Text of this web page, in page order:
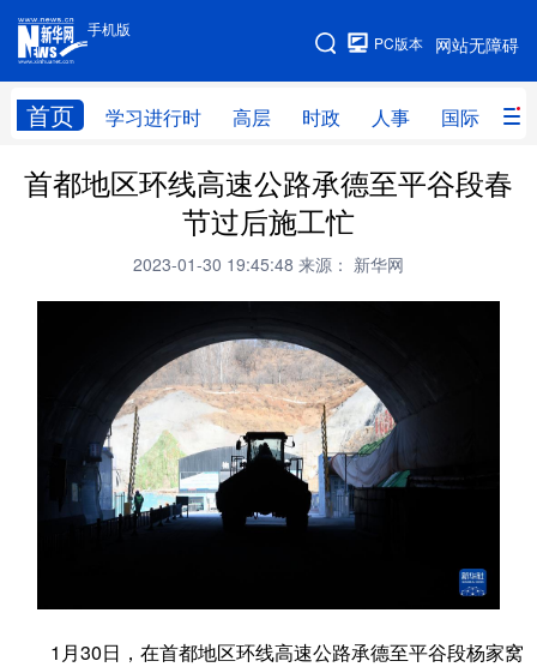
手机版
网站无障碍
PC版本
首页 学习进行时 高层 时政 人事 国际 财
手机版
网站地图
学习进行时 高层 时政 人事
财经 网评
全球连线
科创 量子
书画 健康
视频 图片
法律 中央文件 金融
人居 信息化
溯源中国
首都地区环线高速公路承德至平谷段春
节过后施工忙
2023-01-30 19:45:48 来源： 新华网
1月30日，在首都地区环线高速公路承德至平谷段杨家窝